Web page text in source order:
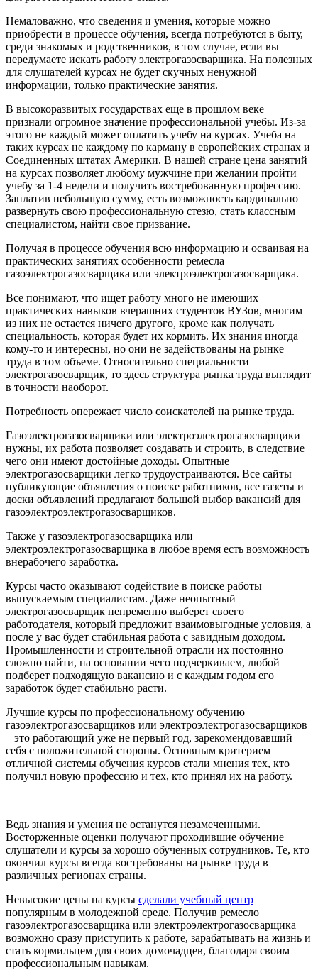
Немаловажно, что сведения и умения, которые можно
приобрести в процессе обучения, всегда потребуются в быту,
среди знакомых и родственников, в том случае, если вы
передумаете искать работу электрогазосварщика. На полезных
для слушателей курсах не будет скучных ненужной
информации, только практические занятия.
В высокоразвитых государствах еще в прошлом веке
признали огромное значение профессиональной учебы. Из-за
этого не каждый может оплатить учебу на курсах. Учеба на
таких курсах не каждому по карману в европейских странах и
Соединенных штатах Америки. В нашей стране цена занятий
на курсах позволяет любому мужчине при желании пройти
учебу за 1-4 недели и получить востребованную профессию.
Заплатив небольшую сумму, есть возможность кардинально
развернуть свою профессиональную стезю, стать классным
специалистом, найти свое призвание.
Получая в процессе обучения всю информацию и осваивая на
практических занятиях особенности ремесла
газоэлектрогазосварщика или электроэлектрогазосварщика.
Все понимают, что ищет работу много не имеющих
практических навыков вчерашних студентов ВУЗов, многим
из них не остается ничего другого, кроме как получать
специальность, которая будет их кормить. Их знания иногда
кому-то и интересны, но они не задействованы на рынке
труда в том объеме. Относительно специальности
электрогазосварщик, то здесь структура рынка труда выглядит
в точности наоборот.
Потребность опережает число соискателей на рынке труда.
Газоэлектрогазосварщики или электроэлектрогазосварщики
нужны, их работа позволяет создавать и строить, в следствие
чего они имеют достойные доходы. Опытные
электрогазосварщики легко трудоустраиваются. Все сайты
публикующие объявления о поиске работников, все газеты и
доски объявлений предлагают большой выбор вакансий для
газоэлектроэлектрогазосварщиков.
Также у газоэлектрогазосварщика или
электроэлектрогазосварщика в любое время есть возможность
внерабочего заработка.
Курсы часто оказывают содействие в поиске работы
выпускаемым специалистам. Даже неопытный
электрогазосварщик непременно выберет своего
работодателя, который предложит взаимовыгодные условия, а
после у вас будет стабильная работа с завидным доходом.
Промышленности и строительной отрасли их постоянно
сложно найти, на основании чего подчеркиваем, любой
подберет подходящую вакансию и с каждым годом его
заработок будет стабильно расти.
Лучшие курсы по профессиональному обучению
газоэлектрогазосварщиков или электроэлектрогазосварщиков
– это работающий уже не первый год, зарекомендовавший
себя с положительной стороны. Основным критерием
отличной системы обучения курсов стали мнения тех, кто
получил новую профессию и тех, кто принял их на работу.
Ведь знания и умения не останутся незамеченными.
Восторженные оценки получают проходившие обучение
слушатели и курсы за хорошо обученных сотрудников. Те, кто
окончил курсы всегда востребованы на рынке труда в
различных регионах страны.
Невысокие цены на курсы сделали учебный центр
популярным в молодежной среде. Получив ремесло
газоэлектрогазосварщика или электроэлектрогазосварщика
возможно сразу приступить к работе, зарабатывать на жизнь и
стать кормильцем для своих домочадцев, благодаря своим
профессиональным навыкам.